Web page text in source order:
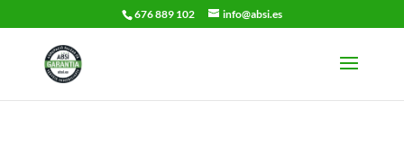
676 889 102 info@absi.es